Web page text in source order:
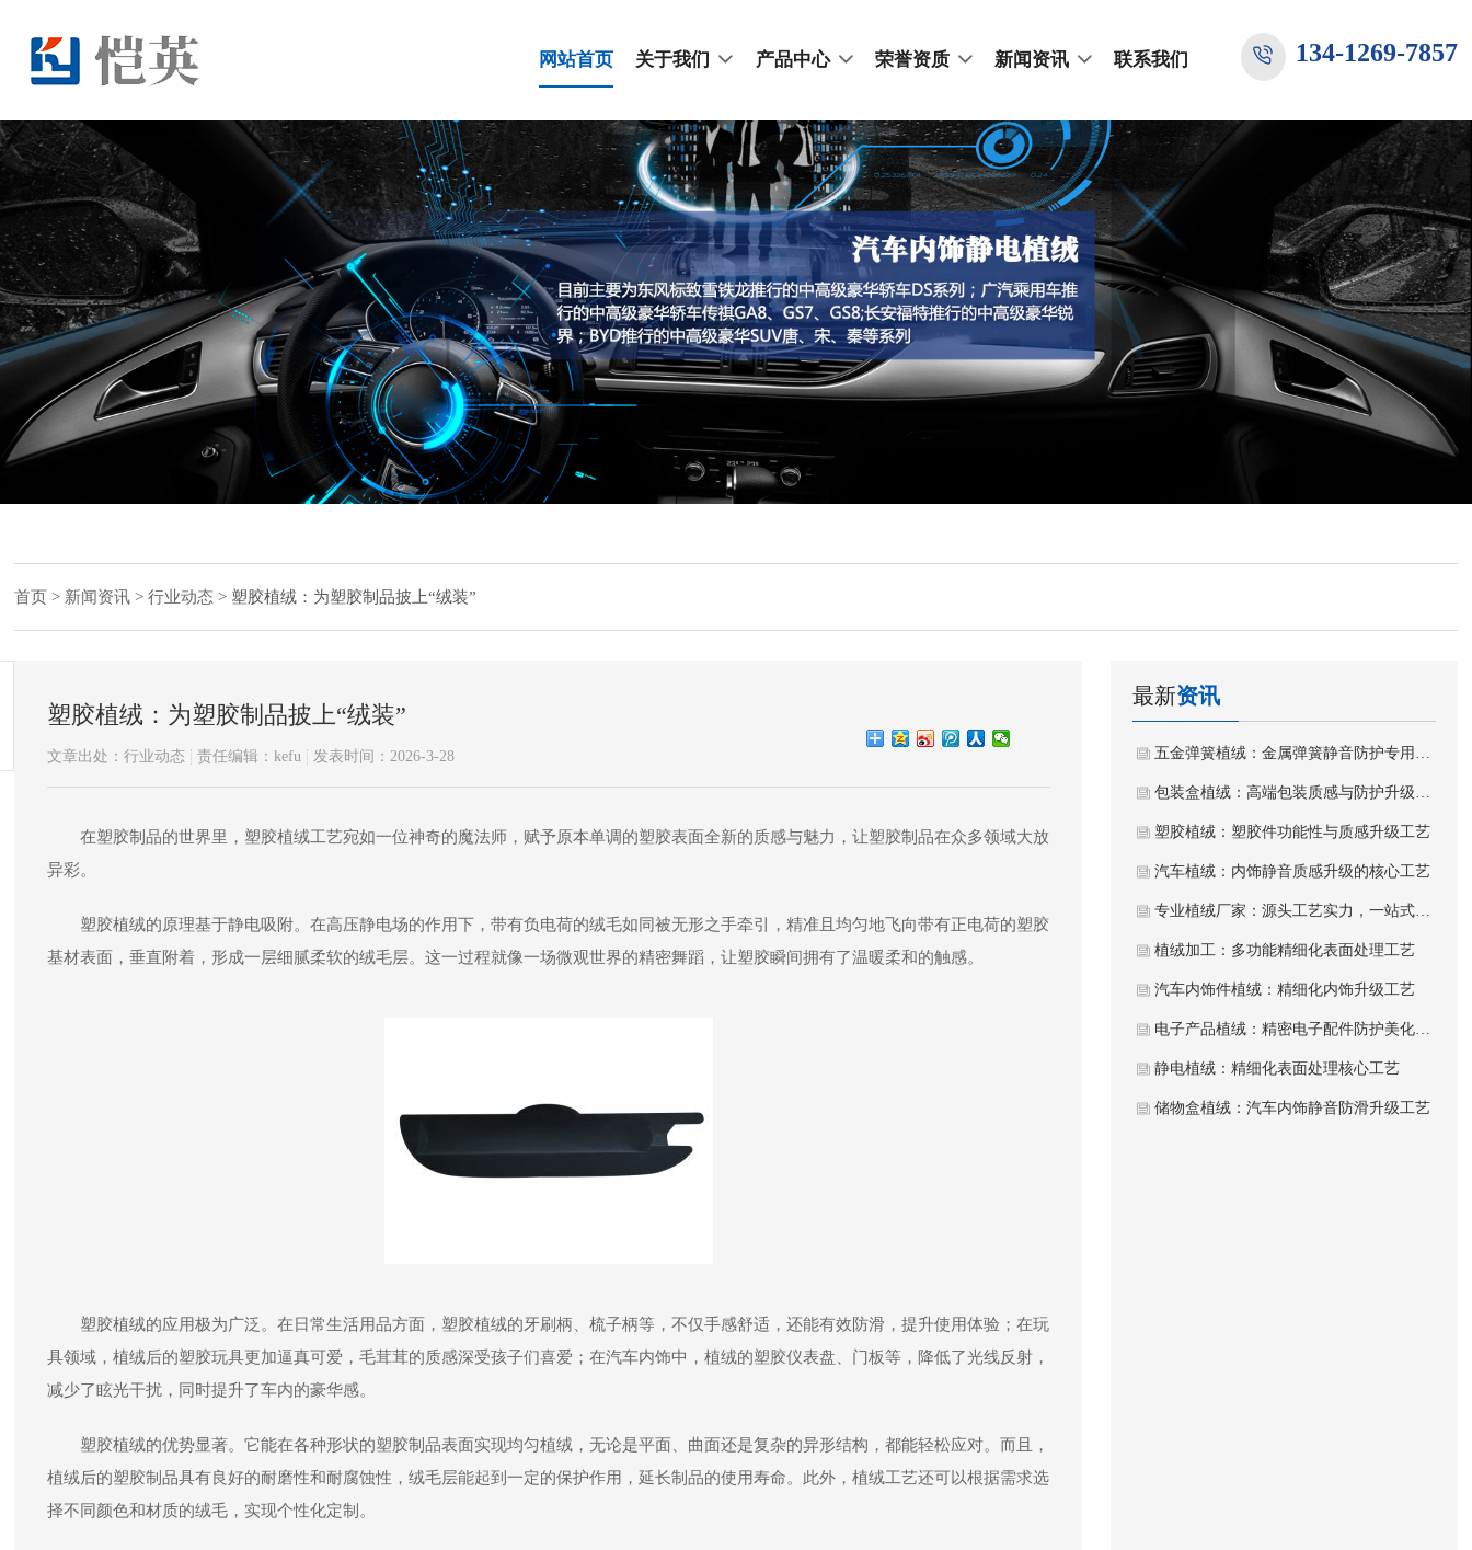
网站首页 关于我们 产品中心 荣誉资质 新闻资讯 联系我们 134-1269-7857
首页 > 新闻资讯 >行业动态 > 塑胶植绒：为塑胶制品披上“绒装”
塑胶植绒：为塑胶制品披上“绒装”
文章出处：行业动态 责任编辑：kefu 发表时间：2026-3-28
在塑胶制品的世界里，塑胶植绒工艺宛如一位神奇的魔法师，赋予原本单调的塑胶表面全新的质感与魅力，让塑胶制品在众多领域大放
异彩。
塑胶植绒的原理基于静电吸附。在高压静电场的作用下，带有负电荷的绒毛如同被无形之手牵引，精准且均匀地飞向带有正电荷的塑胶
基材表面，垂直附着，形成一层细腻柔软的绒毛层。这一过程就像一场微观世界的精密舞蹈，让塑胶瞬间拥有了温暖柔和的触感。
塑胶植绒的应用极为广泛。在日常生活用品方面，塑胶植绒的牙刷柄、梳子柄等，不仅手感舒适，还能有效防滑，提升使用体验；在玩
具领域，植绒后的塑胶玩具更加逼真可爱，毛茸茸的质感深受孩子们喜爱；在汽车内饰中，植绒的塑胶仪表盘、门板等，降低了光线反射，
减少了眩光干扰，同时提升了车内的豪华感。
塑胶植绒的优势显著。它能在各种形状的塑胶制品表面实现均匀植绒，无论是平面、曲面还是复杂的异形结构，都能轻松应对。而且，
植绒后的塑胶制品具有良好的耐磨性和耐腐蚀性，绒毛层能起到一定的保护作用，延长制品的使用寿命。此外，植绒工艺还可以根据需求选
择不同颜色和材质的绒毛，实现个性化定制。
最新资讯
五金弹簧植绒：金属弹簧静音防护专用植绒工艺
包装盒植绒：高端包装质感与防护升级工艺
塑胶植绒：塑胶件功能性与质感升级工艺
汽车植绒：内饰静音质感升级的核心工艺
专业植绒厂家：源头工艺实力，一站式植绒加工服务
植绒加工：多功能精细化表面处理工艺
汽车内饰件植绒：精细化内饰升级工艺
电子产品植绒：精密电子配件防护美化工艺
静电植绒：精细化表面处理核心工艺
储物盒植绒：汽车内饰静音防滑升级工艺